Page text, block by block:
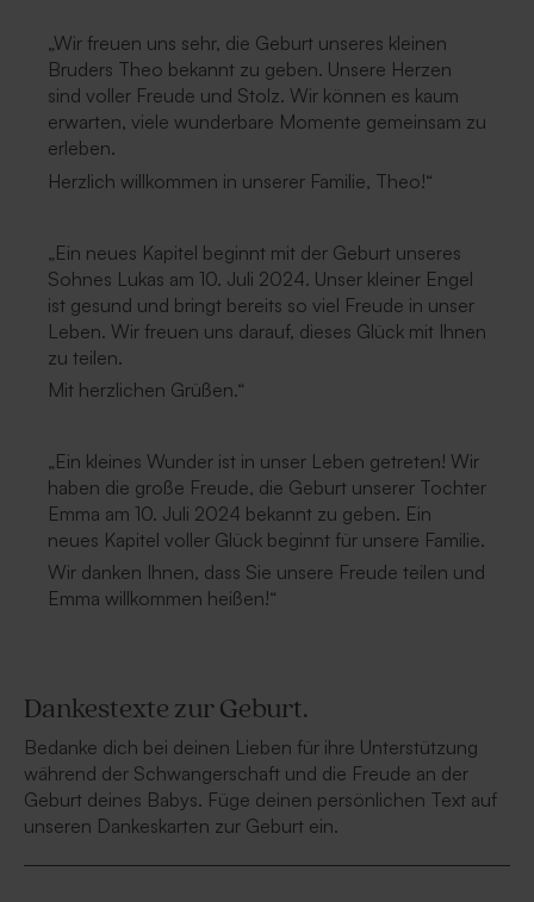
„Wir freuen uns sehr, die Geburt unseres kleinen
Bruders Theo bekannt zu geben. Unsere Herzen
sind voller Freude und Stolz. Wir können es kaum
erwarten, viele wunderbare Momente gemeinsam zu
erleben.
Herzlich willkommen in unserer Familie, Theo!“
„Ein neues Kapitel beginnt mit der Geburt unseres
Sohnes Lukas am 10. Juli 2024. Unser kleiner Engel
ist gesund und bringt bereits so viel Freude in unser
Leben. Wir freuen uns darauf, dieses Glück mit Ihnen
zu teilen.
Mit herzlichen Grüßen.“
„Ein kleines Wunder ist in unser Leben getreten! Wir
haben die große Freude, die Geburt unserer Tochter
Emma am 10. Juli 2024 bekannt zu geben. Ein
neues Kapitel voller Glück beginnt für unsere Familie.
Wir danken Ihnen, dass Sie unsere Freude teilen und
Emma willkommen heißen!“
Dankestexte zur Geburt.
Bedanke dich bei deinen Lieben für ihre Unterstützung
während der Schwangerschaft und die Freude an der
Geburt deines Babys. Füge deinen persönlichen Text auf
unseren Dankeskarten zur Geburt ein.